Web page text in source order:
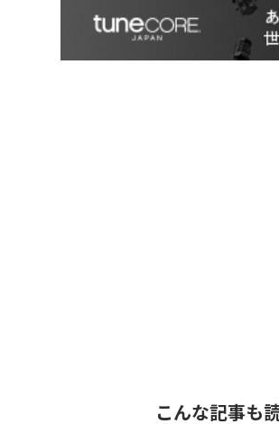
こんな記事も